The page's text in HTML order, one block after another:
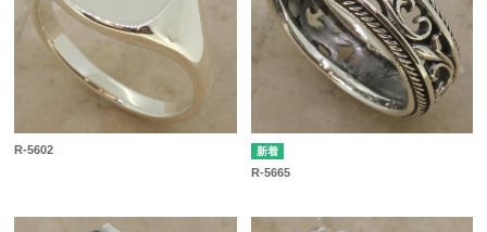
R-5602
R-5665